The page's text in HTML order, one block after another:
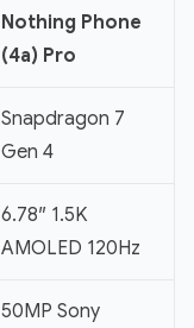
Nothing Phone
(4a) Pro
Snapdragon 7
Gen 4
6.78″ 1.5K
AMOLED 120Hz
50MP Sony